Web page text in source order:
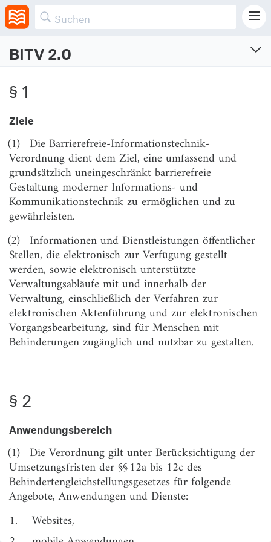
BITV 2.0
Verordnung zur Schaffung barrierefreier Informationstechnik nach dem
Behindertengleichstellungsgesetz
Vom 12.9.2011 (BGBl. I S. 1843)
§ 1
Ziele
§ 2
Anwendungsbereich
§ 2a
Begriffsdefinitionen
§ 3
Anzuwendende Standards
§ 4
Erläuterungen in Deutscher Gebärdensprache und
Leichter Sprache
§ 5
Ausschuss für barrierefreie Informationstechnik
§ 6
Beratung und Unterstützung durch die
Bundesfachstelle für Barrierefreiheit und die
Informationstechnik-Dienstleister des Bundes
§ 7
Erklärung zur Barrierefreiheit
§ 9
Anlage 1 (weggefallen)
Anlage 2 (zu § 3 Absatz 2)
§ 1
Ziele
(1) Die Barrierefreie-Informationstechnik-
Verordnung dient dem Ziel, eine umfassend und
grundsätzlich uneingeschränkt barrierefreie
Gestaltung moderner Informations- und
Kommunikationstechnik zu ermöglichen und zu
gewährleisten.
(2) Informationen und Dienstleistungen öffentlicher
Stellen, die elektronisch zur Verfügung gestellt
werden, sowie elektronisch unterstützte
Verwaltungsabläufe mit und innerhalb der
Verwaltung, einschließlich der Verfahren zur
elektronischen Aktenführung und zur elektronischen
Vorgangsbearbeitung, sind für Menschen mit
Behinderungen zugänglich und nutzbar zu gestalten.
§ 2
Anwendungsbereich
(1) Die Verordnung gilt unter Berücksichtigung der
Umsetzungsfristen der §§ 12a bis 12c des
Behindertengleichstellungsgesetzes für folgende
Angebote, Anwendungen und Dienste:
1.
Websites,